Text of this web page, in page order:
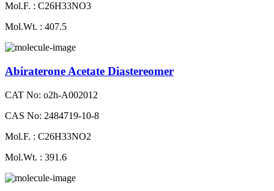
Mol.F. : C26H33NO3
Mol.Wt. : 407.5
Abiraterone Acetate Diastereomer
CAT No: o2h-A002012
CAS No: 2484719-10-8
Mol.F. : C26H33NO2
Mol.Wt. : 391.6